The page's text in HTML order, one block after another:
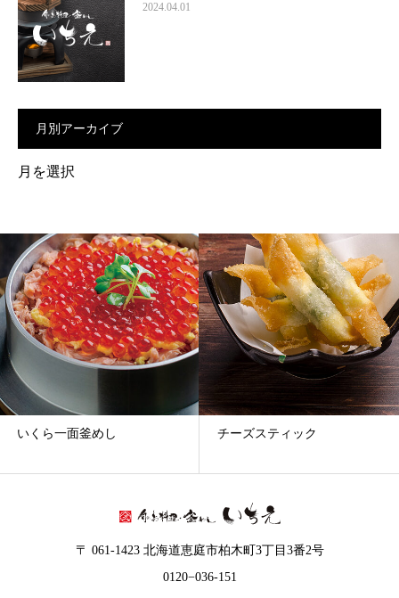
2024.04.01
月別アーカイブ
月
カ
イ
ブ
いくら一面釜めし チーズスティック
〒 061-1423 北海道恵庭市柏木町3丁目3番2号
0120−036-151